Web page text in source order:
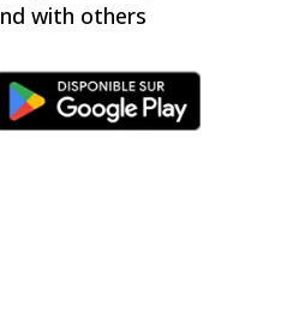
with others